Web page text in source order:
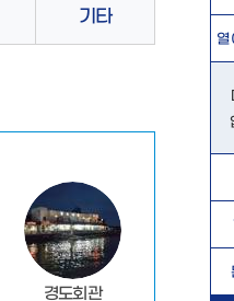
기타
경도회관
열